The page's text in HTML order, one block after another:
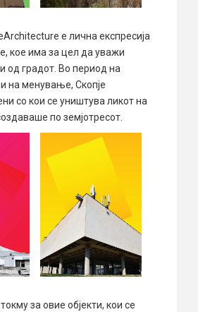
е лична експресија
кое има за цел да уважи
од градот. Во период на
на менување, Скопје
со кои се уништува ликот на
по земјотресот.
за овие објекти, кои се